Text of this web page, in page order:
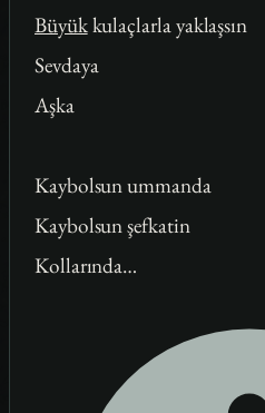
Büyükkulaçlarla yaklaşsın
Sevdaya
Aşka
Kaybolsun ummanda
Kaybolsun şefkatin
Kollarında…